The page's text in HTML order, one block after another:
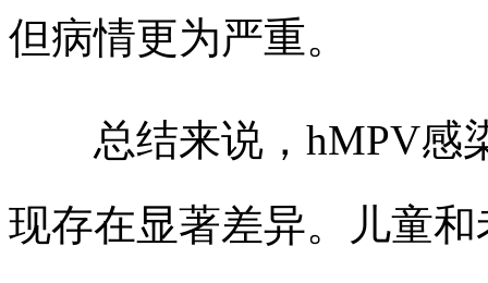
但病情更为严重。
总结来说，hMPV感
现存在显著差异。儿童